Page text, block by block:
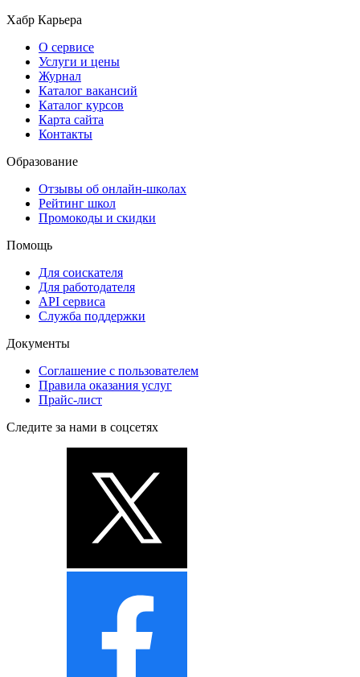
Хабр Карьера
О сервисе
Услуги и цены
Журнал
Каталог вакансий
Каталог курсов
Карта сайта
Контакты
Образование
Отзывы об онлайн-школах
Рейтинг школ
Промокоды и скидки
Помощь
Для соискателя
Для работодателя
API сервиса
Служба поддержки
Документы
Соглашение с пользователем
Правила оказания услуг
Прайс-лист
Следите за нами в соцсетях